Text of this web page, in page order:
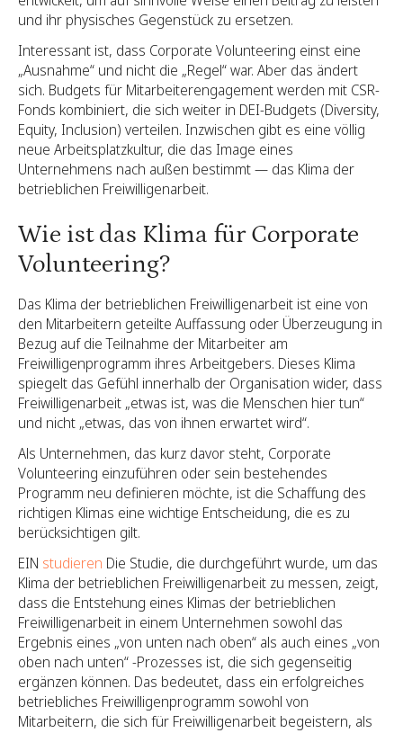
und ihr physisches Gegenstück zu ersetzen.
Interessant ist, dass Corporate Volunteering einst eine
„Ausnahme“ und nicht die „Regel“ war. Aber das ändert
sich. Budgets für Mitarbeiterengagement werden mit CSR-
Fonds kombiniert, die sich weiter in DEI-Budgets (Diversity,
Equity, Inclusion) verteilen. Inzwischen gibt es eine völlig
neue Arbeitsplatzkultur, die das Image eines
Unternehmens nach außen bestimmt — das Klima der
betrieblichen Freiwilligenarbeit.
Wie ist das Klima für Corporate
Volunteering?
Das Klima der betrieblichen Freiwilligenarbeit ist eine von
den Mitarbeitern geteilte Auffassung oder Überzeugung in
Bezug auf die Teilnahme der Mitarbeiter am
Freiwilligenprogramm ihres Arbeitgebers. Dieses Klima
spiegelt das Gefühl innerhalb der Organisation wider, dass
Freiwilligenarbeit „etwas ist, was die Menschen hier tun“
und nicht „etwas, das von ihnen erwartet wird“.
Als Unternehmen, das kurz davor steht, Corporate
Volunteering einzuführen oder sein bestehendes
Programm neu definieren möchte, ist die Schaffung des
richtigen Klimas eine wichtige Entscheidung, die es zu
berücksichtigen gilt.
EIN studieren Die Studie, die durchgeführt wurde, um das
Klima der betrieblichen Freiwilligenarbeit zu messen, zeigt,
dass die Entstehung eines Klimas der betrieblichen
Freiwilligenarbeit in einem Unternehmen sowohl das
Ergebnis eines „von unten nach oben“ als auch eines „von
oben nach unten“ -Prozesses ist, die sich gegenseitig
ergänzen können. Das bedeutet, dass ein erfolgreiches
betriebliches Freiwilligenprogramm sowohl von
Mitarbeitern, die sich für Freiwilligenarbeit begeistern, als